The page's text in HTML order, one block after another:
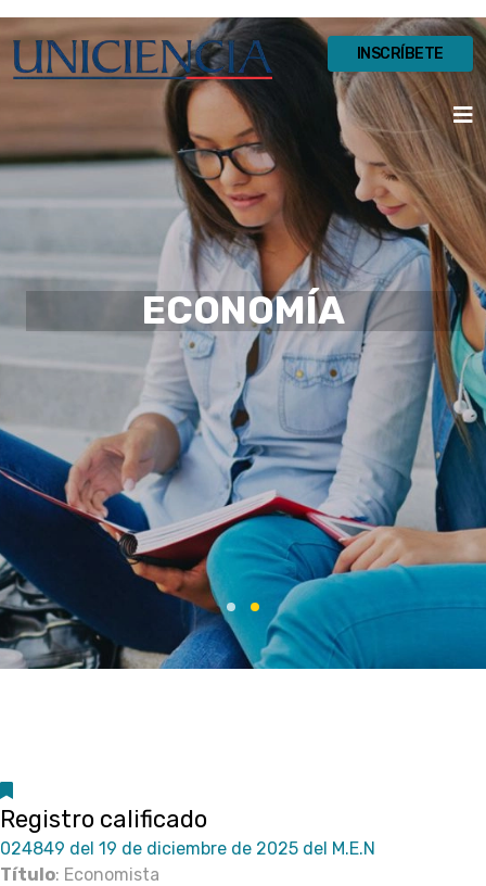
INSCRÍBETE
ECONOMÍA
Registro calificado
024849 del 19 de diciembre de 2025 del M.E.N
Título: Economista